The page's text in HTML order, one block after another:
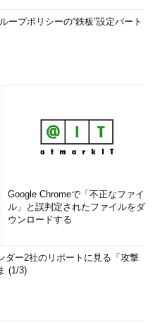
ープポリシーの“鉄板”設定パート
Google Chromeで「不正なファイ
ル」と誤判定されたファイルをダ
ウンロードする
ダー2社のリポートに見る「攻撃
(1/3)